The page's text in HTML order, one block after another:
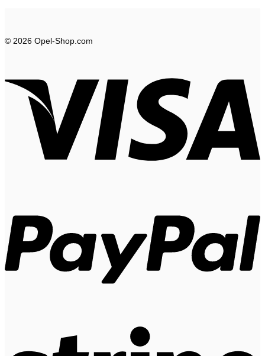
© 2026 Opel-Shop.com